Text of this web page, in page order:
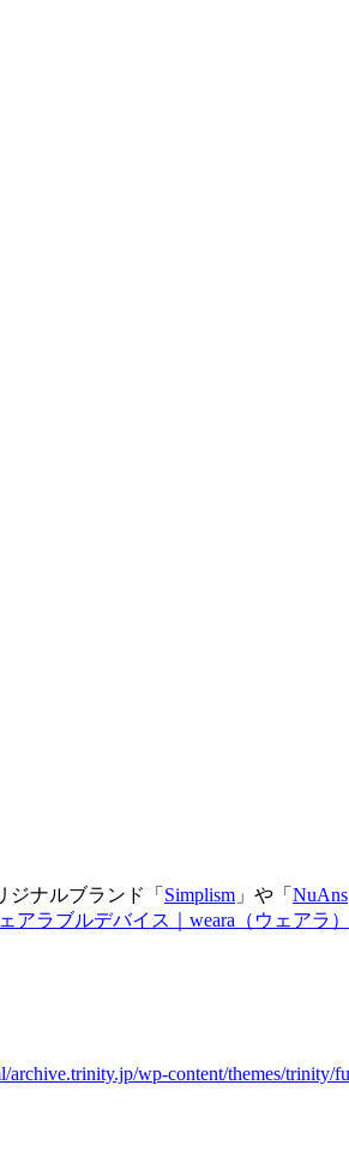
ナルブランド「 Simplism 」や「 NuAns
アラブルデバイス｜weara（ウェアラ）